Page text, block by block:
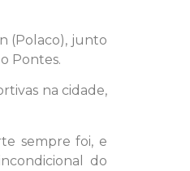
(Polaco), junto
Pontes.
na cidade,
sempre foi, e
do